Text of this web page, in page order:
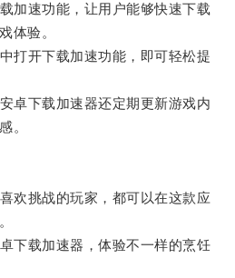
速功能，让用户能够快速下载
体验。
开下载加速功能，即可轻松提
下载加速器还定期更新游戏内
。
挑战的玩家，都可以在这款应
载加速器，体验不一样的烹饪